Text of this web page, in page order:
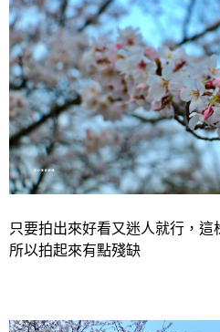
只要拍出來好看又迷人就行，這
所以拍起來有點殘缺